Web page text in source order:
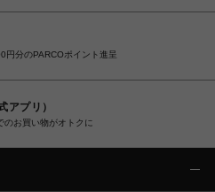
円分のPARCOポイント進呈
アプリ）
のお買い物がオトクに